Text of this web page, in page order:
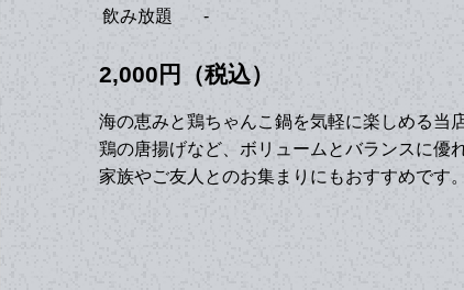
飲み放題 -
2,000円（税込）
海の恵みと鶏ちゃんこ鍋を気軽に楽しめる当
鶏の唐揚げなど、ボリュームとバランスに優
家族やご友人とのお集まりにもおすすめです。